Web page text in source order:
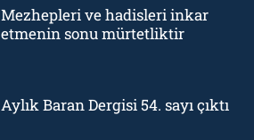
Mezhepleri ve hadisleri inkar
etmenin sonu mürtetliktir
Aylık Baran Dergisi 54. sayı çıktı